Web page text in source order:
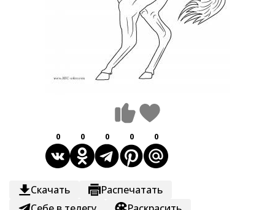
0 0 0 0 0
Скачать
Распечатать